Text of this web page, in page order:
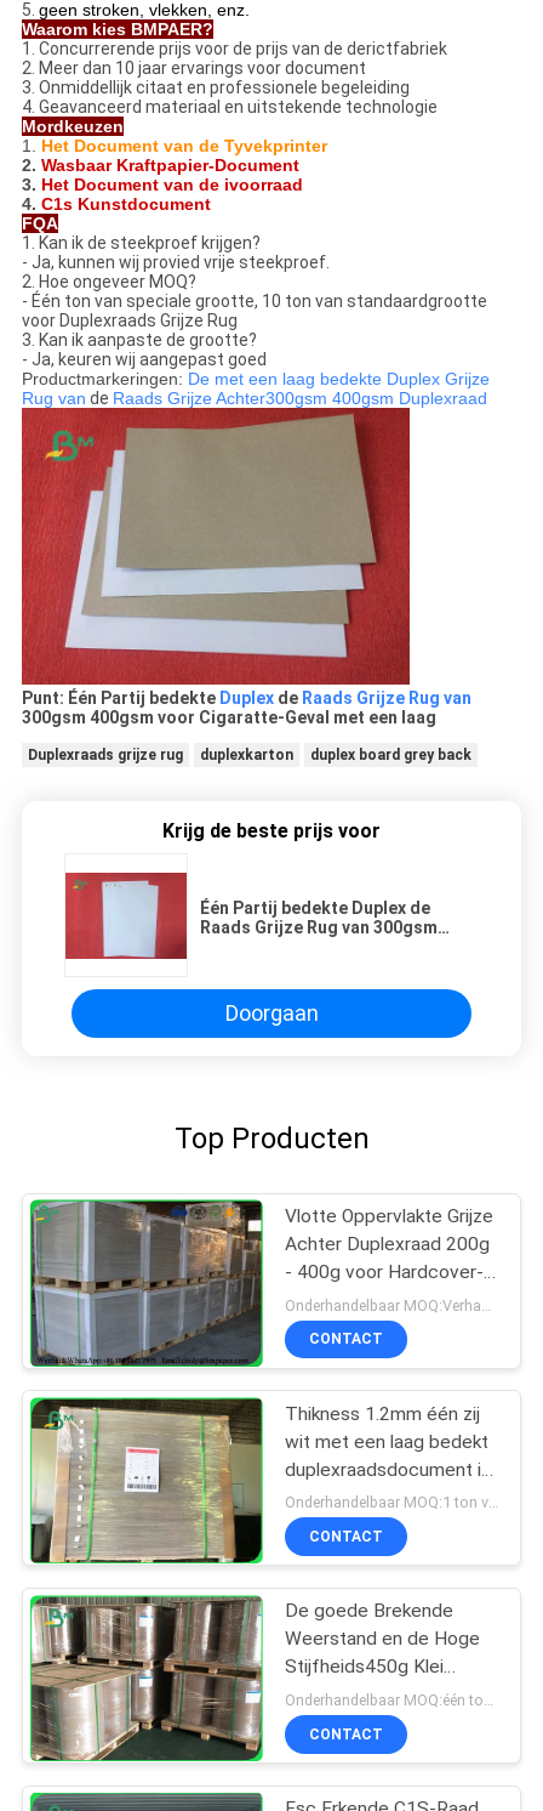
5. geen stroken, vlekken, enz.
Waarom kies BMPAER?
1. Concurrerende prijs voor de prijs van de derictfabriek
2. Meer dan 10 jaar ervarings voor document
3. Onmiddellijk citaat en professionele begeleiding
4. Geavanceerd materiaal en uitstekende technologie
Mordkeuzen
1. Het Document van de Tyvekprinter
2. Wasbaar Kraftpapier-Document
3. Het Document van de ivoorraad
4. C1s Kunstdocument
FQA
1. Kan ik de steekproef krijgen?
- Ja, kunnen wij provied vrije steekproef.
2. Hoe ongeveer MOQ?
- Één ton van speciale grootte, 10 ton van standaardgrootte
voor Duplexraads Grijze Rug
3. Kan ik aanpaste de grootte?
- Ja, keuren wij aangepast goed
Productmarkeringen: De met een laag bedekte Duplex Grijze
Rug van de Raads Grijze Achter300gsm 400gsm Duplexraad
Punt: Één Partij bedekte Duplexde Raads Grijze Rug van
300gsm 400gsm voor Cigaratte-Geval met een laag
Duplexraads grijze rug duplexkarton duplex board grey back
Krijg de beste prijs voor
Één Partij bedekte Duplex de
Raads Grijze Rug van 300gsm
Doorgaan
Top Producten
Vlotte Oppervlakte Grijze
Achter Duplexraad 200g
- 400g voor Hardcover-
Boekdekking
CONTACT
Thikness 1.2mm één zij
wit met een laag bedekt
duplexraadsdocument in
bladen
Onderhandelbaar MOQ:1 ton voor gemeenschappelijke grootte & 10 ton voor speciale grootte
CONTACT
De goede Brekende
Weerstand en de Hoge
Stijfheids450g Klei
bedekten
Duplexdocument in
Broodje met een laag
Onderhandelbaar MOQ:één ton van standradgrootte
CONTACT